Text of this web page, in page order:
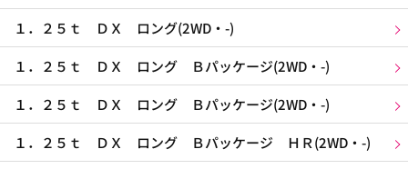
１．２５ｔ ＤＸ ロング(2WD・-)
１．２５ｔ ＤＸ ロング Ｂパッケージ(2WD・-)
１．２５ｔ ＤＸ ロング Ｂパッケージ(2WD・-)
１．２５ｔ ＤＸ ロング Ｂパッケージ ＨＲ(2WD・-)